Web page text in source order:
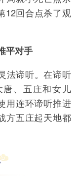
12回合点杀了观
平对手
谛听。在谛听
、五庄和女儿
用连环谛听推进
方五庄起天地都